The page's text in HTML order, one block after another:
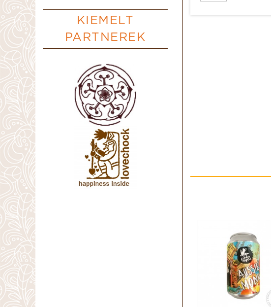
KIEMELT
PARTNEREK